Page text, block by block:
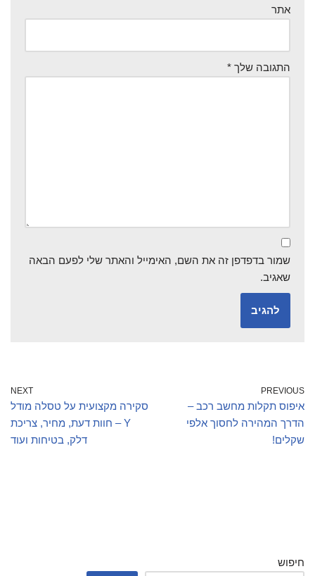
אתר
התגובה שלך *
שמור בדפדפן זה את השם, האימייל והאתר שלי לפעם הבאה
שאגיב.
PREVIOUS
איפוס תקלות מחשב רכב –
הדרך המהירה לחסוך אלפי
שקלים!
NEXT
סקירה מקצועית על טסלה מודל
Y – חוות דעת, מחיר, צריכת
דלק, בטיחות ועוד
חיפוש